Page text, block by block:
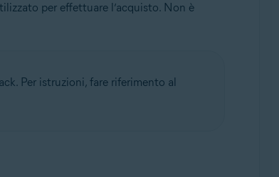
per effettuare l’acquisto. Non è
Per istruzioni, fare riferimento al